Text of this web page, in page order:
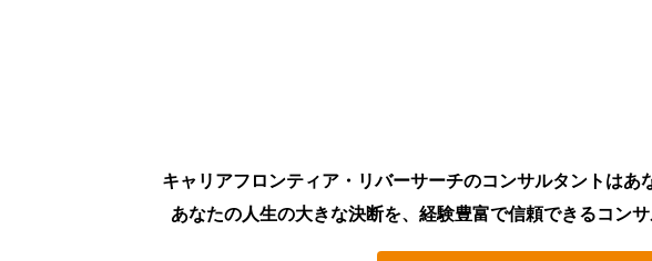
キャリアフロンティア・リバーサーチのコンサルタントはあ
あなたの人生の大きな決断を、経験豊富で信頼できるコン